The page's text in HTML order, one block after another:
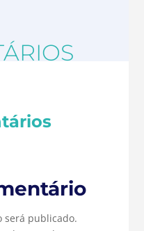
será publicado.